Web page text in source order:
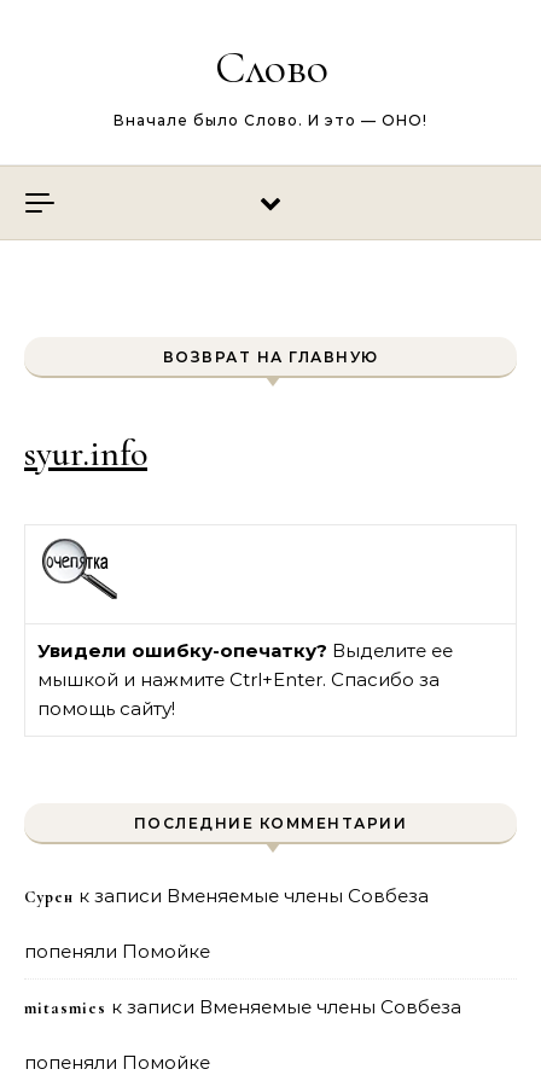
Слово
Вначале было Слово. И это — ОНО!
ВОЗВРАТ НА ГЛАВНУЮ
syur.info
Увидели ошибку-опечатку? Выделите ее
мышкой и нажмите Ctrl+Enter. Спасибо за
помощь сайту!
ПОСЛЕДНИЕ КОММЕНТАРИИ
Сурен к записи Вменяемые члены Совбеза
попеняли Помойке
mitasmies к записи Вменяемые члены Совбеза
попеняли Помойке